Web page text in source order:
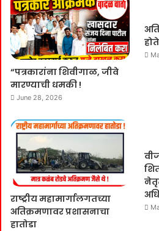
“पत्रकारांना शिवीगाळ, जीवे
मारण्याची धमकी !
June 28, 2026
राष्ट्रीय महामार्गालगतच्या
अतिक्रमणावर प्रशासनाचा
हातोडा